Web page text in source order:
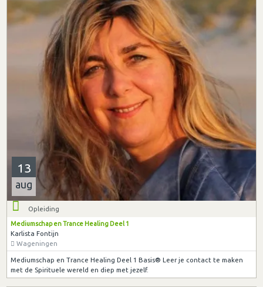
13
aug
Opleiding
Mediumschap en Trance Healing Deel 1
Karlista Fontijn
Wageningen
Mediumschap en Trance Healing Deel 1 Basis® Leer je contact te maken
met de Spirituele wereld en diep met jezelf.